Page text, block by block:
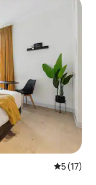
5 de uma
5 (17)